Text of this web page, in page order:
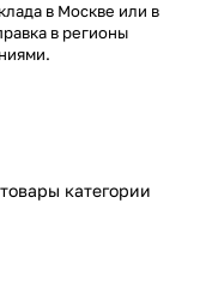
в Москве или в
в регионы
категории